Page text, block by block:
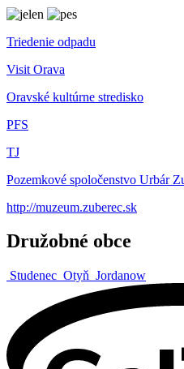
Triedenie odpadu
Visit Orava
Oravské kultúrne stredisko
PFS
TJ
Pozemkové spoločenstvo Urbár
http://muzeum.zuberec.sk
Družobné obce
Studenec Otyň Jordanow